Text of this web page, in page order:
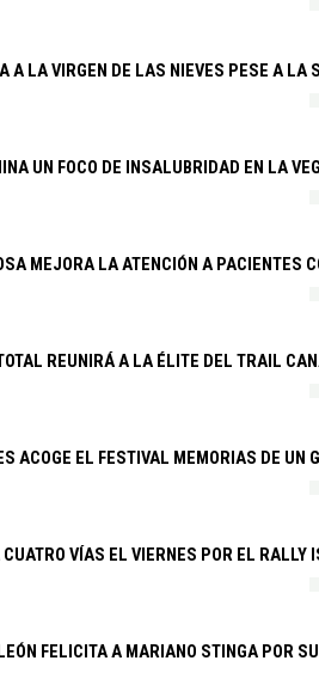
A LA VIRGEN DE LAS NIEVES PESE A LA
UN FOCO DE INSALUBRIDAD EN LA
MEJORA LA ATENCIÓN A PACIENTES
REUNIRÁ A LA ÉLITE DEL TRAIL
ACOGE EL FESTIVAL MEMORIAS DE UN
VÍAS EL VIERNES POR EL RALLY
FELICITA A MARIANO STINGA POR